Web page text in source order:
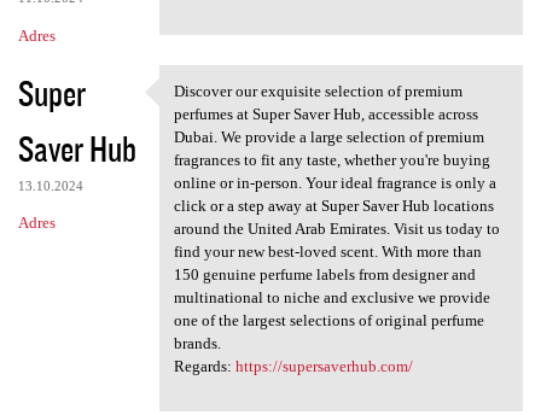
Adres
Super
Saver Hub
13.10.2024
Adres
Discover our exquisite
Discover our exquisite selection of premium
perfumes at Super Saver Hub, accessible across
Dubai. We provide a large selection of premium
fragrances to fit any taste, whether you're buying
online or in-person. Your ideal fragrance is only a
click or a step away at Super Saver Hub locations
around the United Arab Emirates. Visit us today to
find your new best-loved scent. With more than
150 genuine perfume labels from designer and
multinational to niche and exclusive we provide
one of the largest selections of original perfume
brands.
Regards: https://supersaverhub.com/